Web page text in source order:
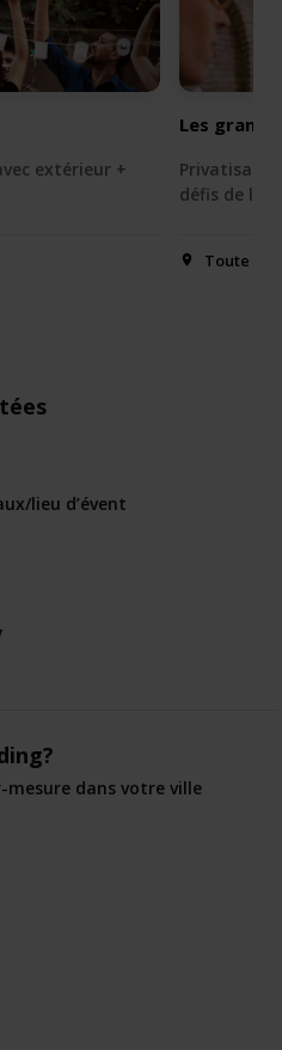
extérieur +
Les
défis de
Toute la
lieu d’évent
mesure dans votre ville